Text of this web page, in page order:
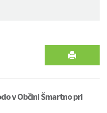
v Občini Šmartno pri